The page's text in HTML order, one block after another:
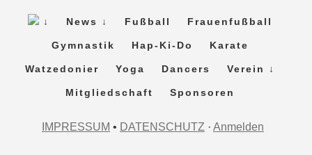
↓ News ↓ Fußball Frauenfußball
Gymnastik Hap-Ki-Do Karate
Watzedonier Yoga Dancers Verein ↓
Mitgliedschaft Sponsoren
IMPRESSUM • DATENSCHUTZ · Anmelden